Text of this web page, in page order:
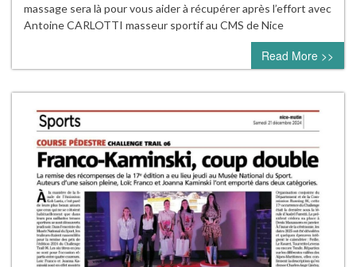
massage sera là pour vous aider à récupérer après l’effort avec
Antoine CARLOTTI masseur sportif au CMS de Nice
Read More >>